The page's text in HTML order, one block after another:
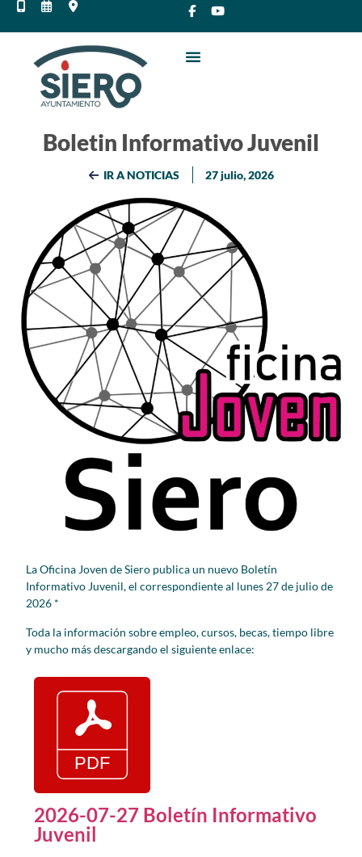
Boletin Informativo Juvenil
IR A NOTICIAS 27 julio, 2026
La Oficina Joven de Siero publica un nuevo Boletín
Informativo Juvenil, el correspondiente al lunes 27 de julio de
2026 *
Toda la información sobre empleo, cursos, becas, tiempo libre
y mucho más descargando el siguiente enlace:
2026-07-27 Boletín Informativo
Juvenil